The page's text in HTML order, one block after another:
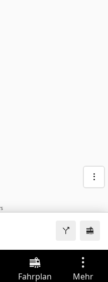
Fahrplan Mehr